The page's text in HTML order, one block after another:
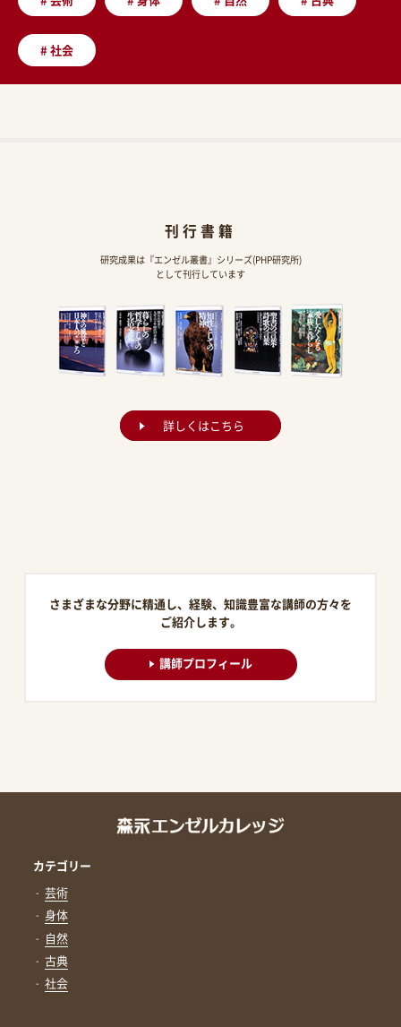
#社会
刊行書籍
研究成果は『エンゼル叢書』シリーズ(PHP研究所)
として刊行しています
詳しくはこちら
さまざまな分野に精通し、経験、知識豊富な講師の方々を
ご紹介します。
講師プロフィール
カテゴリー
芸術
身体
自然
古典
社会